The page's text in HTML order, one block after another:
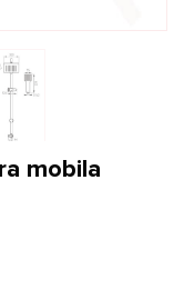
mobila